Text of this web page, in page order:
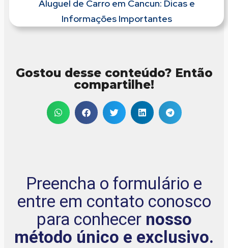
Aluguel de Carro em Cancun: Dicas e
Informações Importantes
Gostou desse conteúdo? Então
compartilhe!
Preencha o formulário e
entre em contato conosco
para conhecer nosso
método único e exclusivo.